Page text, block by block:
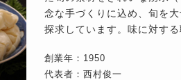
念な手づくりに込め、旬を
探求しています。味に対す
創業年：1950
代表者：西村俊一